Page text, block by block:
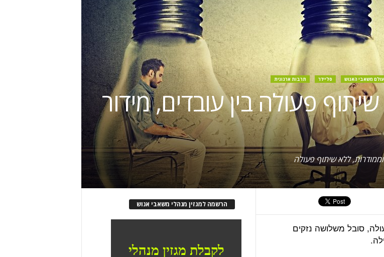
משאבי האנוש סליידר תרבות ארגונית
פעולה בין עובדים, מידור
וממודרות, ללא שיתוף פעולה
סובל משלושה נזקים
הרשמה למגזין מנהלי משאבי אנוש